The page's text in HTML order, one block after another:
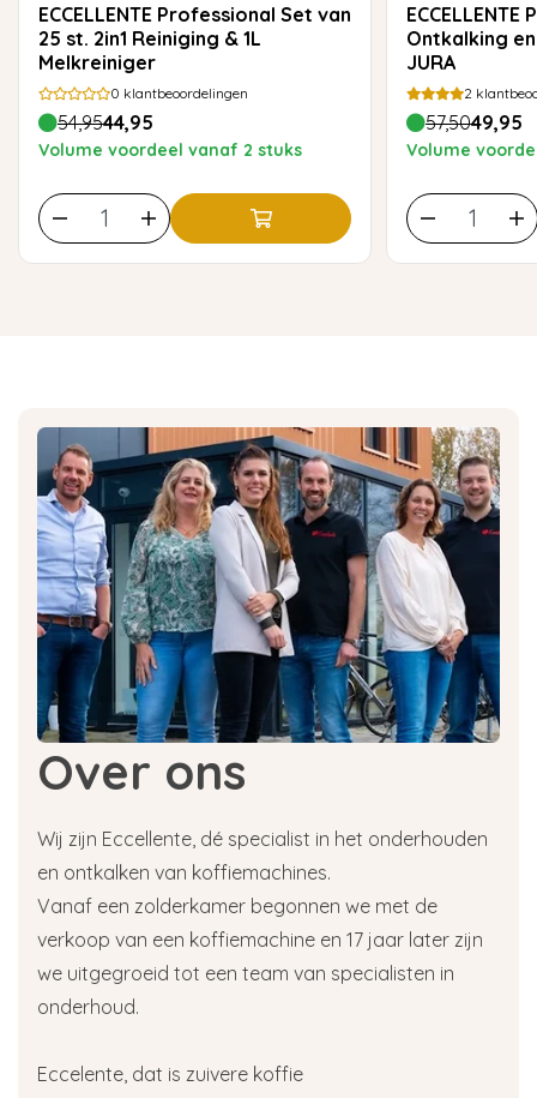
ECCELLENTE Professional Set van
25 st. 2in1 Reiniging & 1L
Melkreiniger
0 klantbeoordelingen
54,9544,95
Volume voordeel vanaf 2 stuks
ECCELLENTE
Ontkalking
JURA
2
57,5049,95
Volume
Over ons
Wij zijn Eccellente, dé specialist in het onderhouden
en ontkalken van koffiemachines.
Vanaf een zolderkamer begonnen we met de
verkoop van een koffiemachine en 17 jaar later zijn
we uitgegroeid tot een team van specialisten in
onderhoud.
Eccelente, dat is zuivere koffie